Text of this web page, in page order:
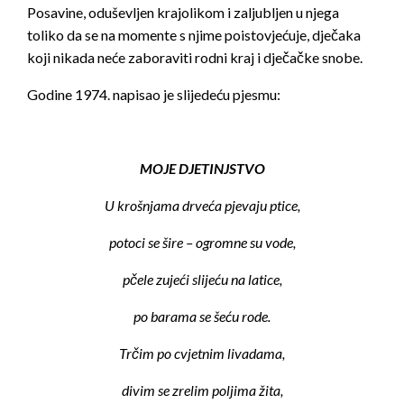
Posavine, oduševljen krajolikom i zaljubljen u njega
toliko da se na momente s njime poistovjećuje, dječaka
koji nikada neće zaboraviti rodni kraj i dječačke snobe.
Godine 1974. napisao je slijedeću pjesmu:
MOJE DJETINJSTVO
U krošnjama drveća pjevaju ptice,
potoci se šire – ogromne su vode,
pčele zujeći slijeću na latice,
po barama se šeću rode.
Trčim po cvjetnim livadama,
divim se zrelim poljima žita,